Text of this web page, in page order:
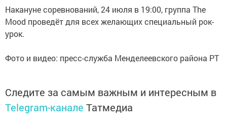
Накануне соревнований, 24 июля в 19:00, группа The
Mood проведёт для всех желающих специальный рок-
урок.
Фото и видео: пресс-служба Менделеевского района РТ
Следите за самым важным и интересным в
Telegram-канале Татмедиа